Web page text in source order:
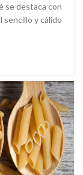
se destaca con
sencillo y cálido